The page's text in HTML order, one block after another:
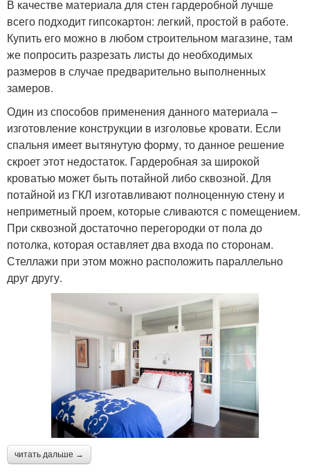
В качестве материала для стен гардеробной лучше
всего подходит гипсокартон: легкий, простой в работе.
Купить его можно в любом строительном магазине, там
же попросить разрезать листы до необходимых
размеров в случае предварительно выполненных
замеров.
Один из способов применения данного материала –
изготовление конструкции в изголовье кровати. Если
спальня имеет вытянутую форму, то данное решение
скроет этот недостаток. Гардеробная за широкой
кроватью может быть потайной либо сквозной. Для
потайной из ГКЛ изготавливают полноценную стену и
неприметный проем, которые сливаются с помещением.
При сквозной достаточно перегородки от пола до
потолка, которая оставляет два входа по сторонам.
Стеллажи при этом можно расположить параллельно
друг другу.
читать дальше →